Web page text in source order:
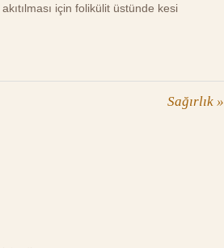
için folikülit üstünde kesi
Sağırlık »